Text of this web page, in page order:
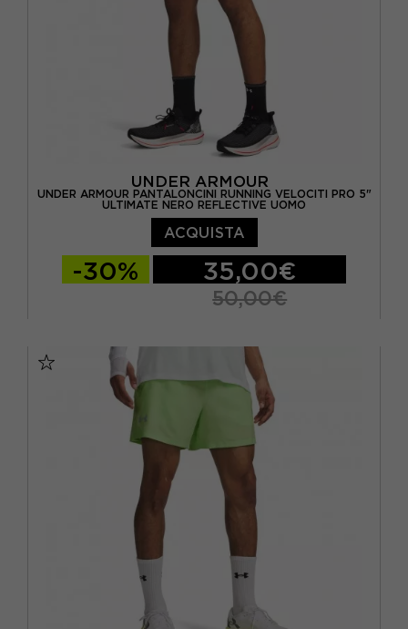
UNDER ARMOUR
UNDER ARMOUR PANTALONCINI RUNNING VELOCITI PRO 5"
ULTIMATE NERO REFLECTIVE UOMO
ACQUISTA
-30% 35,00€
50,00€